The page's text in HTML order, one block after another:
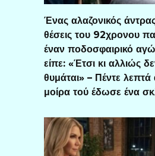
Ένας αλαζονικός
θέσεις του 92χρονου
έναν ποδοσφαιρικό
είπε: «Έτσι κι αλλιώς
θυμάται» – Πέντε
μοίρα τού έδωσε ένα